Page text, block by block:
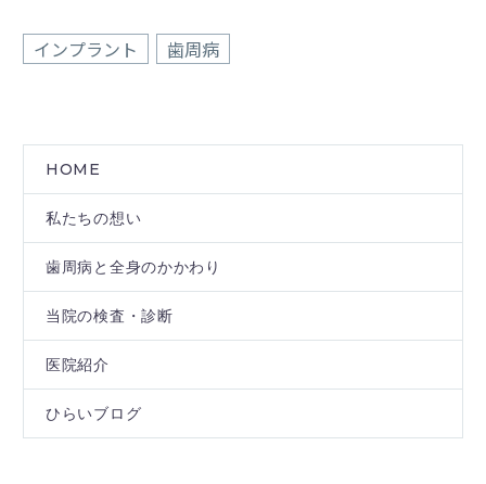
インプラント 歯周病
HOME
私たちの想い
歯周病と全身のかかわり
当院の検査・診断
医院紹介
ひらいブログ